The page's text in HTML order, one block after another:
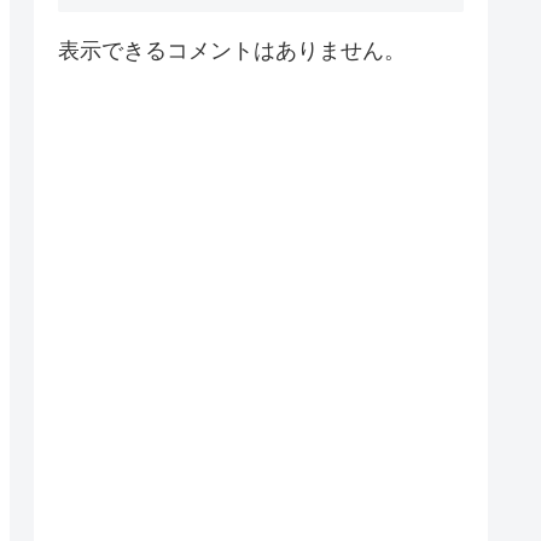
表示できるコメントはありません。